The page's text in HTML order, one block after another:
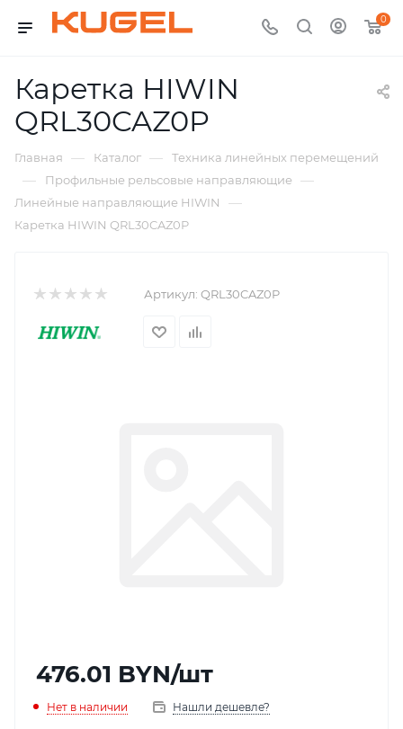
0
Каретка HIWIN
QRL30CAZ0P
Главная — Каталог — Техника линейных перемещений
— Профильные рельсовые направляющие —
Линейные направляющие HIWIN —
Каретка HIWIN QRL30CAZ0P
Артикул: QRL30CAZ0P
476.01 BYN/шт
Нет в наличии Нашли дешевле?